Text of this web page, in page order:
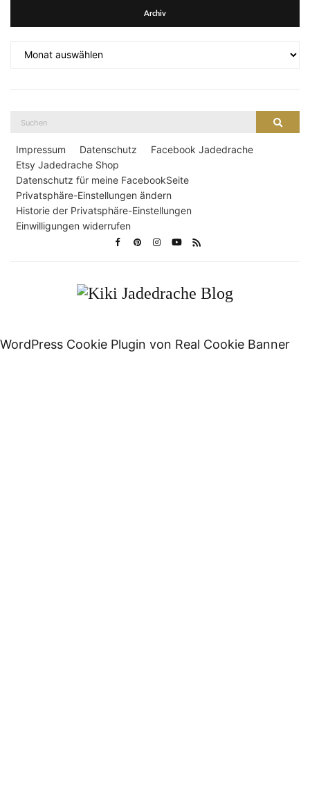
Archiv
Impressum Datenschutz
Facebook Jadedrache
Etsy Jadedrache Shop
Datenschutz für meine FacebookSeite
Privatsphäre-Einstellungen ändern
Historie der Privatsphäre-Einstellungen
Einwilligungen widerrufen
WordPress Cookie Plugin von Real Cookie Banner